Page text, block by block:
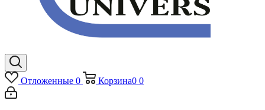
Отложенные 0 Корзина0 0